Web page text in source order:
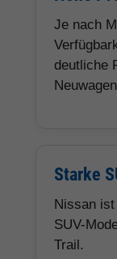
Je nach
deutliche
Starke
Nissan
SUV-
Trail.